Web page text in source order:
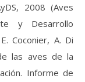
2008 (Aves
y Desarrollo
Coconier, A. Di
las aves de la
Informe de